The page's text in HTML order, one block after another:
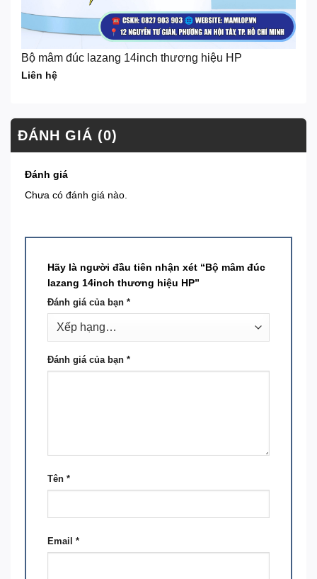
Bộ mâm đúc lazang 14inch thương hiệu HP
Liên hệ
ĐÁNH GIÁ (0)
Đánh giá
Chưa có đánh giá nào.
Hãy là người đầu tiên nhận xét “Bộ mâm đúc
lazang 14inch thương hiệu HP”
Đánh giá của bạn *
Đánh giá của bạn *
Tên *
Email *